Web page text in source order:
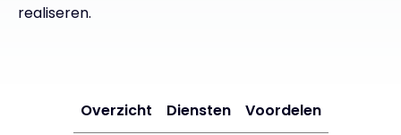
realiseren.
Overzicht Diensten Voordelen